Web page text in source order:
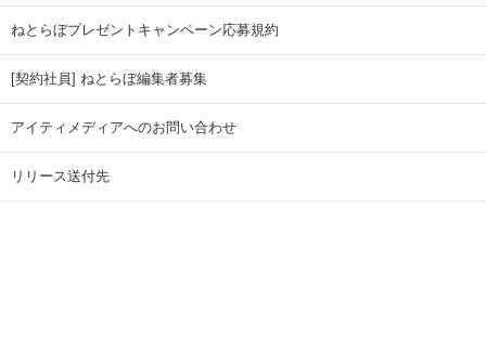
ねとらぼプレゼントキャンペーン応募規約
[契約社員] ねとらぼ編集者募集
アイティメディアへのお問い合わせ
リリース送付先